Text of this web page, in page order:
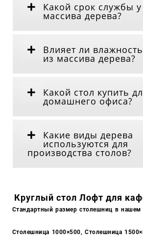
Какой срок службы у
массива дерева?
Влияет ли
из массива дерева?
Какой стол купить
домашнего офиса?
Какие виды дерева
используются для
производства столов?
Круглый стол Лофт для
Стандартный размер столешниц в нашем
Столешница 1000×500,Столешница